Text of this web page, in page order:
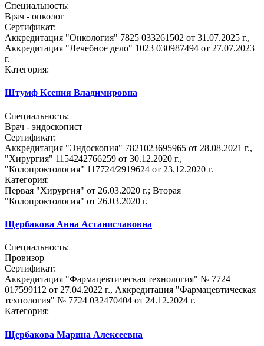
Специальность:
Врач - онколог
Сертификат:
Аккредитация "Онкология" 7825 033261502 от 31.07.2025 г.,
Аккредитация "Лечебное дело" 1023 030987494 от 27.07.2023
г.
Категория:
Штумф Ксения Владимировна
Специальность:
Врач - эндоскопист
Сертификат:
Аккредитация "Эндоскопия" 7821023695965 от 28.08.2021 г.,
"Хирургия" 1154242766259 от 30.12.2020 г.,
"Колопроктология" 117724/2919624 от 23.12.2020 г.
Категория:
Первая "Хирургия" от 26.03.2020 г.; Вторая
"Колопроктология" от 26.03.2020 г.
Щербакова Анна Астаниславовна
Специальность:
Провизор
Сертификат:
Аккредитация "Фармацевтическая технология" № 7724
017599112 от 27.04.2022 г., Аккредитация "Фармацевтическая
технология" № 7724 032470404 от 24.12.2024 г.
Категория:
Щербакова Марина Алексеевна